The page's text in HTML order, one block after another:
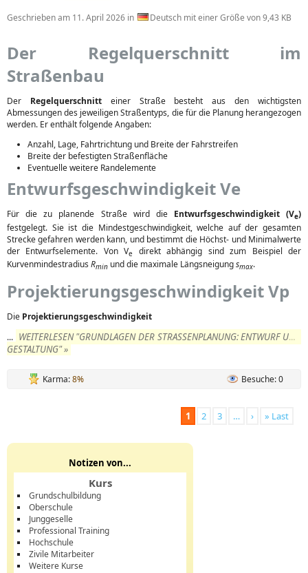
Geschrieben am 11. April 2026 in Deutsch mit einer Größe von 9,43 KB
Der Regelquerschnitt im
Straßenbau
Der Regelquerschnitteiner Straße besteht aus den wichtigsten
Abmessungen des jeweiligen Straßentyps, die für die Planung herangezogen
werden. Er enthält folgende Angaben:
Anzahl, Lage, Fahrtrichtung und Breite der Fahrstreifen
Breite der befestigten Straßenfläche
Eventuelle weitere Randelemente
Entwurfsgeschwindigkeit Ve
Für die zu planende Straße wird die Entwurfsgeschwindigkeit (Ve)
festgelegt. Sie ist die Mindestgeschwindigkeit, welche auf der gesamten
Strecke gefahren werden kann, und bestimmt die Höchst- und Minimalwerte
der Entwurfselemente. Von Ve
direkt abhängig sind zum Beispiel der
Kurvenmindestradius Rmin und die maximale Längsneigungsmax.
Projektierungsgeschwindigkeit Vp
Die Projektierungsgeschwindigkeit
... WEITERLESEN "GRUNDLAGEN DER STRASSENPLANUNG: ENTWURF UND G
ESTALTUNG" »
Karma:8% Besuche: 0
1 2 3 … › » Last
Notizen von...
Kurs
Grundschulbildung
Oberschule
Junggeselle
Professional Training
Hochschule
Zivile Mitarbeiter
Weitere Kurse